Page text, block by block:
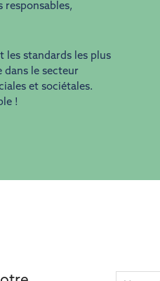
responsables,
les standards les plus
dans le secteur
et sociétales.
!